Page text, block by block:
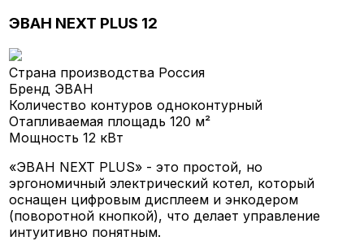
ЭВАН NEXT PLUS 12
Страна производства Россия
Бренд ЭВАН
Количество контуроводноконтурный
Отапливаемая площадь120 м²
Мощность12 кВт
«ЭВАН NEXT PLUS» - это простой, но
эргономичный электрический котел, который
оснащен цифровым дисплеем и энкодером
(поворотной кнопкой), что делает управление
интуитивно понятным.